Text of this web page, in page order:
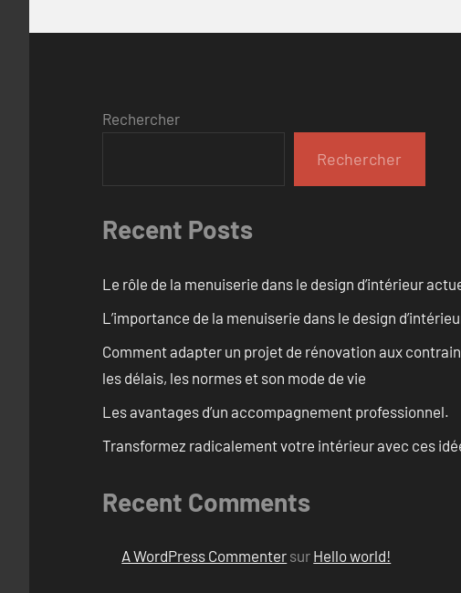
Rechercher
Rechercher
Recent Posts
Le rôle de la menuiserie dans le design d’intérieur
L’importance de la menuiserie dans le design
Comment adapter un projet de rénovation aux
les délais, les normes et son mode de vie
Les avantages d’un accompagnement professionnel.
Transformez radicalement votre intérieur avec ces
Recent Comments
A WordPress Commenter sur Hello world!